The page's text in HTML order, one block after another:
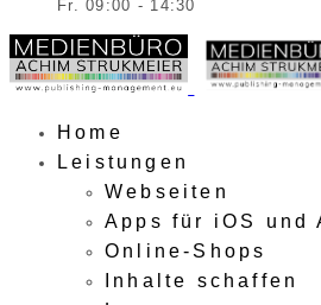
Fr. 09:00 - 14:30
Home
Leistungen
Webseiten
Apps für iOS und
Online-Shops
Inhalte schaffen